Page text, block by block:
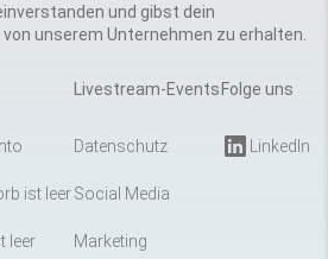
und gibst dein
unserem Unternehmen zu erhalten.
ist leer
leer
Livestream-Events
Datenschutz
Social Media
Marketing
Folge uns
LinkedIn